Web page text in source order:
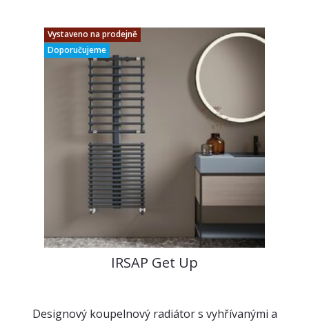
Vystaveno na prodejně
Doporučujeme
IRSAP Get Up
Designový koupelnový radiátor s vyhřívanými a